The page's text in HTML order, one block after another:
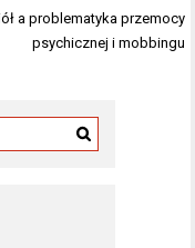
a problematyka przemocy
psychicznej i mobbingu